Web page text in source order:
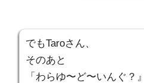
でもTaroさん、
そのあと
「わらゆ〜ど〜いんぐ？』